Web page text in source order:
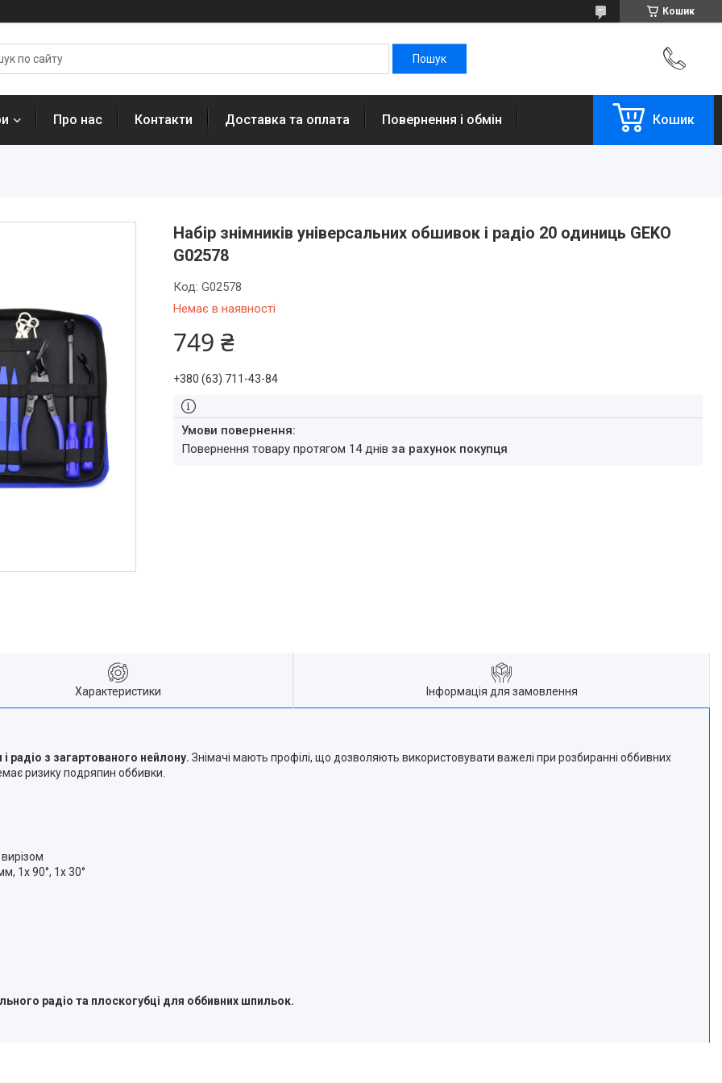
Кошик
Про нас Контакти Доставка та оплата Повернення і обмін Кошик
Набір знімників універсальних обшивок і радіо 20 одиниць GEKO
G02578
Немає в наявності
Код: G02578
749 ₴
+380 (63) 711-43-84
повернення товару протягом 14 днів за рахунок покупця
Характеристики Інформація для замовлення
радіо з загартованого нейлону. Знімачі мають профілі, що дозволяють використовувати важелі при розбиранні оббивних
ризику подряпин оббивки.
1x 90°, 1x 30°
радіо та плоскогубці для оббивних шпильок.